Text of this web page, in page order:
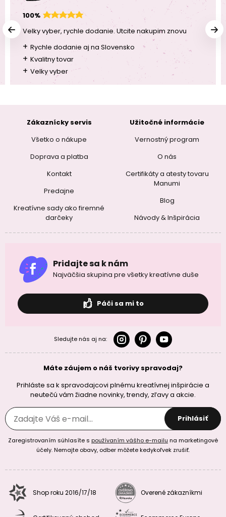
100%
Velky vyber, rychle dodanie. Utcite nakupim znovu
+ Rychle dodanie aj na Slovensko
+ Kvalitny tovar
+ Velky vyber
Zákaznícky servis
Všetko o nákupe
Doprava a platba
Kontakt
Predajne
Kreatívne sady ako firemné
darčeky
Užitočné informácie
Vernostný program
O nás
Certifikáty a atesty tovaru
Manumi
Blog
Návody & Inšpirácia
Pridajte sa k nám
Najväčšia skupina pre všetky kreatívne duše
Páči sa mi to
Sledujte nás aj na:
Máte záujem o náš tvorivy spravodaj?
Prihláste sa k spravodajcovi plnému kreatívnej inšpirácie a
neutečú vám žiadne novinky, trendy, zľavy a akcie.
Prihlásiť
Zaregistrovaním súhlasíte s používaním vášho e-mailu na marketingové
účely. Nemajte obavy, odber môžete kedykoľvek zrušiť.
Shop roku 2016/17/18 Overené zákazníkmi